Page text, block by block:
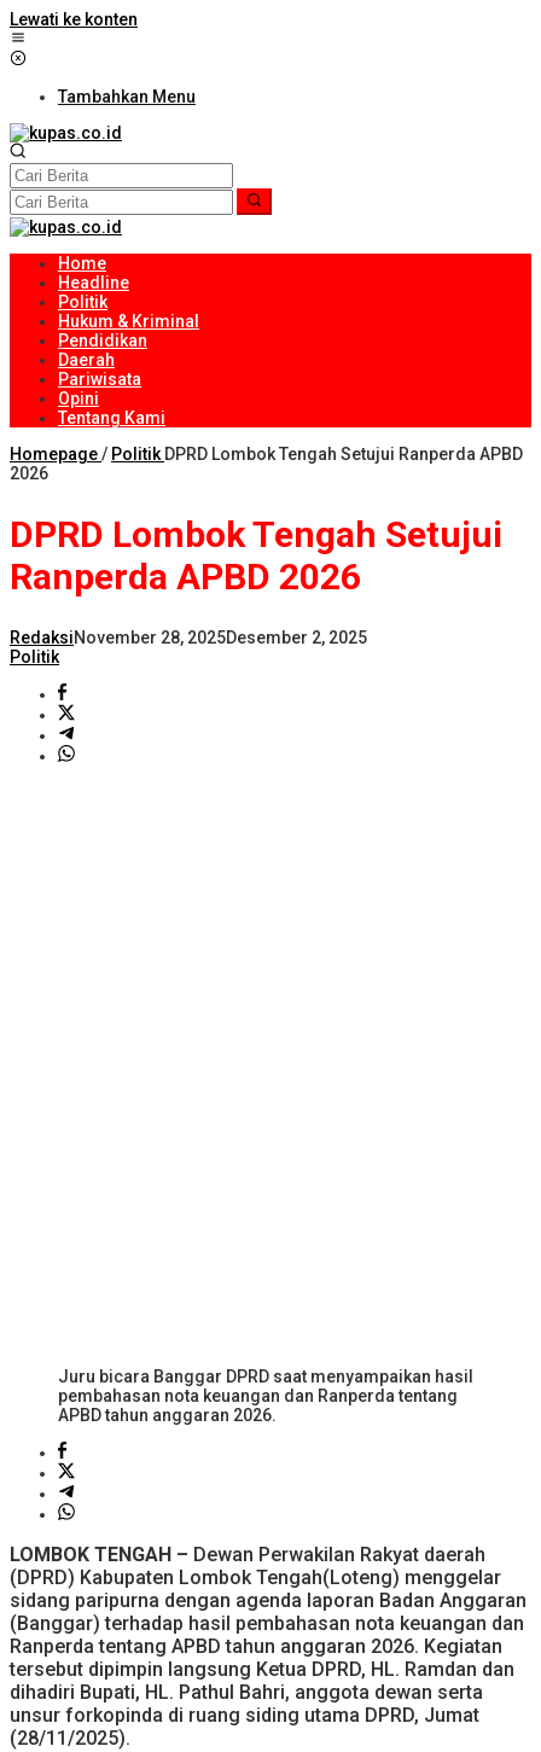
Lewati ke konten
Tambahkan Menu
Home
Headline
Politik
Hukum & Kriminal
Pendidikan
Daerah
Pariwisata
Opini
Tentang Kami
Homepage/ Politik DPRD Lombok Tengah Setujui Ranperda APBD
2026
DPRD Lombok Tengah Setujui
Ranperda APBD 2026
RedaksiNovember 28, 2025Desember 2, 2025
Politik
Juru bicara Banggar DPRD saat menyampaikan hasil
pembahasan nota keuangan dan Ranperda tentang
APBD tahun anggaran 2026.
LOMBOK TENGAH – Dewan Perwakilan Rakyat daerah
(DPRD) Kabupaten Lombok Tengah(Loteng) menggelar
sidang paripurna dengan agenda laporan Badan Anggaran
(Banggar) terhadap hasil pembahasan nota keuangan dan
Ranperda tentang APBD tahun anggaran 2026. Kegiatan
tersebut dipimpin langsung Ketua DPRD, HL. Ramdan dan
dihadiri Bupati, HL. Pathul Bahri, anggota dewan serta
unsur forkopinda di ruang siding utama DPRD, Jumat
(28/11/2025).